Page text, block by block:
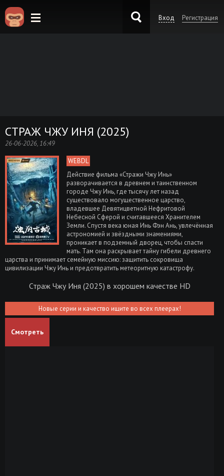
Вход Регистрация
СТРАЖ ЧЖУ ИНЯ (2025)
26-06-2026, 16:49
WEBDL
Действие фильма «Стражи Чжу Инь»
разворачивается в древнем и таинственном
городе Чжу Инь, где тысячу лет назад
существовало могущественное царство,
владевшее Девятицветной Нефритовой
Небесной Сферой и считавшееся Хранителем
Земли. Спустя века юная Инь Фэн Ань, увлечённая
астрономией и звёздными знамениями,
проникает в подземный дворец, чтобы спасти
мать. Там она раскрывает тайну гибели древнего
царства и принимает семейную миссию: защитить сокровища
цивилизации Чжу Инь и предотвратить метеоритную катастрофу.
Страж Чжу Иня (2025) в хорошем качестве HD
Новые серии и качество ищите во всех плеерах!
Смотреть